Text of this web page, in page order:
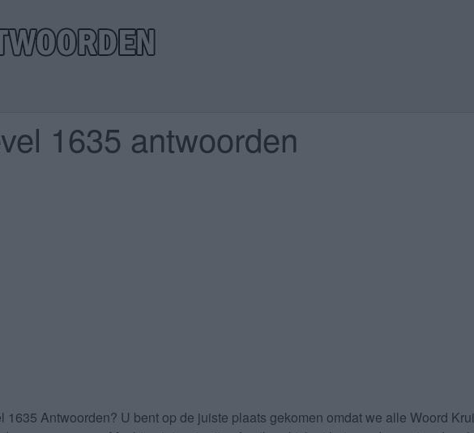
1635 antwoorden
1635 Antwoorden? U bent op de juiste plaats gekomen omdat we alle Woord